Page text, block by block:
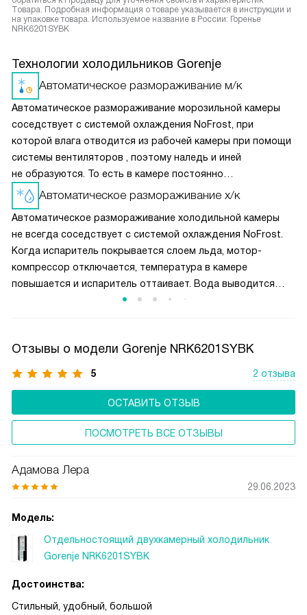
Товара. Подробная информация о товаре указывается в инструкции и
на упаковке товара. Используемое название в России: Горенье
NRK6201SYBK
Технологии холодильников Gorenje
Автоматическое размораживание м/к
Автоматическое размораживание морозильной камеры
соседствует с системой охлаждения NoFrost, при
которой влага отводится из рабочей камеры при помощи
системы вентиляторов , поэтому наледь и иней
не образуются. То есть в камере постоянно
поддерживается сухой холод, что может привести
к высушиванию продуктов. Поэтому в морозилках
с автоматическим размораживанием рекомендуется мясо
и рыбу хранить в упаковке.
Автоматическое размораживание х/к
Автоматическое размораживание холодильной камеры
не всегда соседствует с системой охлаждения NoFrost.
Когда испаритель покрывается слоем льда, мотор-
компрессор отключается, температура в камере
повышается и испаритель оттаивает. Вода выводится
через дренажную трубку наружу. Технология не имеет
Отзывы о модели Gorenje NRK6201SYBK
5 2 отзыва
ОСТАВИТЬ ОТЗЫВ
ПОСМОТРЕТЬ ВСЕ ОТЗЫВЫ
Адамова Лера
29.06.2023
Модель:
Отдельностоящий двухкамерный холодильник
Gorenje NRK6201SYBK
Достоинства:
Стильный, удобный, большой